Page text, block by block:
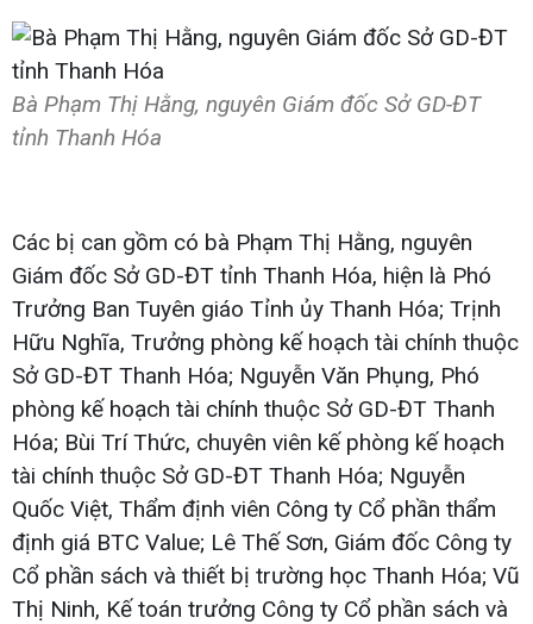
Bà Phạm Thị Hằng, nguyên Giám đốc Sở GD-ĐT
tỉnh Thanh Hóa
Các bị can gồm có bà Phạm Thị Hằng, nguyên
Giám đốc Sở GD-ĐT tỉnh Thanh Hóa, hiện là Phó
Trưởng Ban Tuyên giáo Tỉnh ủy Thanh Hóa; Trịnh
Hữu Nghĩa, Trưởng phòng kế hoạch tài chính thuộc
Sở GD-ĐT Thanh Hóa; Nguyễn Văn Phụng, Phó
phòng kế hoạch tài chính thuộc Sở GD-ĐT Thanh
Hóa; Bùi Trí Thức, chuyên viên kế phòng kế hoạch
tài chính thuộc Sở GD-ĐT Thanh Hóa; Nguyễn
Quốc Việt, Thẩm định viên Công ty Cổ phần thẩm
định giá BTC Value; Lê Thế Sơn, Giám đốc Công ty
Cổ phần sách và thiết bị trường học Thanh Hóa; Vũ
Thị Ninh, Kế toán trưởng Công ty Cổ phần sách và